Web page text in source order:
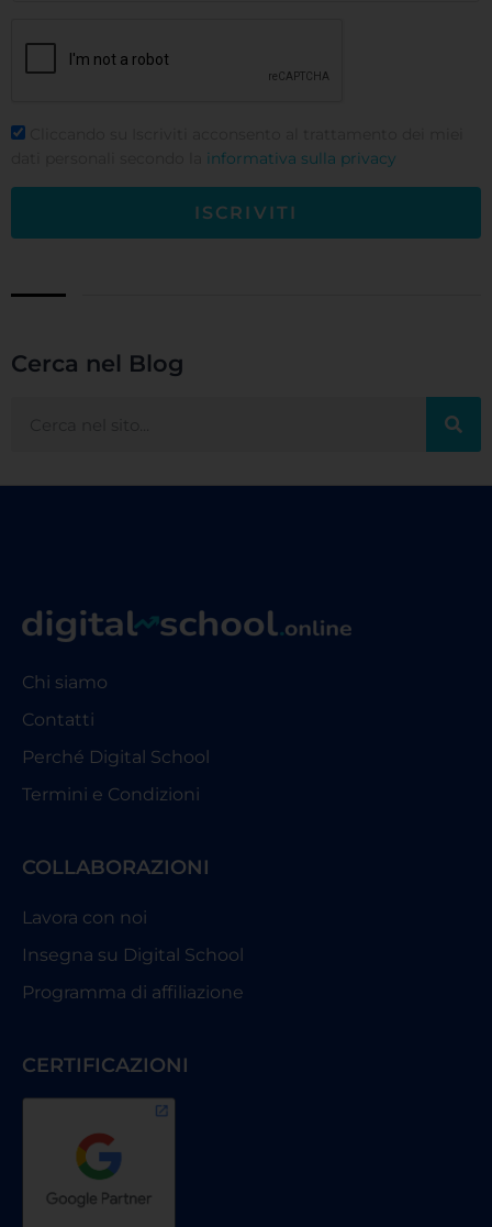
informativa sulla privacy
ISCRIVITI
Cerca nel Blog
Chi siamo
Contatti
Perché Digital School
Termini e Condizioni
COLLABORAZIONI
Lavora con noi
Insegna su Digital School
Programma di affiliazione
CERTIFICAZIONI